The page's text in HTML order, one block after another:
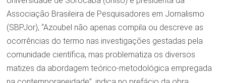
Associação Brasileira de Pesquisadores em Jornalismo
(SBPJor), “Azoubel não apenas compila ou descreve as
ocorrências do termo nas investigações gestadas pela
comunidade científica, mas problematiza os diversos
matizes da abordagem teórico-metodológica empregada